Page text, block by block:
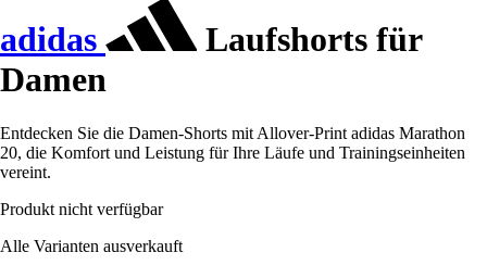
adidas
Laufshorts für
Damen
Entdecken Sie die Damen-Shorts mit Allover-Print adidas Marathon
20, die Komfort und Leistung für Ihre Läufe und Trainingseinheiten
vereint.
Produkt nicht verfügbar
Alle Varianten ausverkauft